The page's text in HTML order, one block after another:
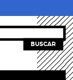
BUSCAR